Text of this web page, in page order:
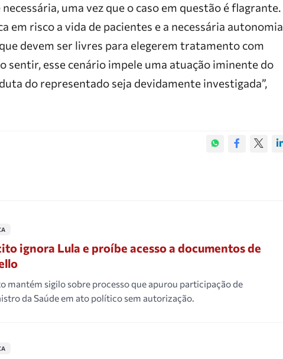
uma vez que o caso em questão é flagrante.
em risco a vida de pacientes e a necessária autonomia
devem ser livres para elegerem tratamento com
sentir, esse cenário impele uma atuação iminente do
do representado seja devidamente investigada”,
ignora Lula e proíbe acesso a documentos de
mantém sigilo sobre processo que apurou participação de
da Saúde em ato político sem autorização.